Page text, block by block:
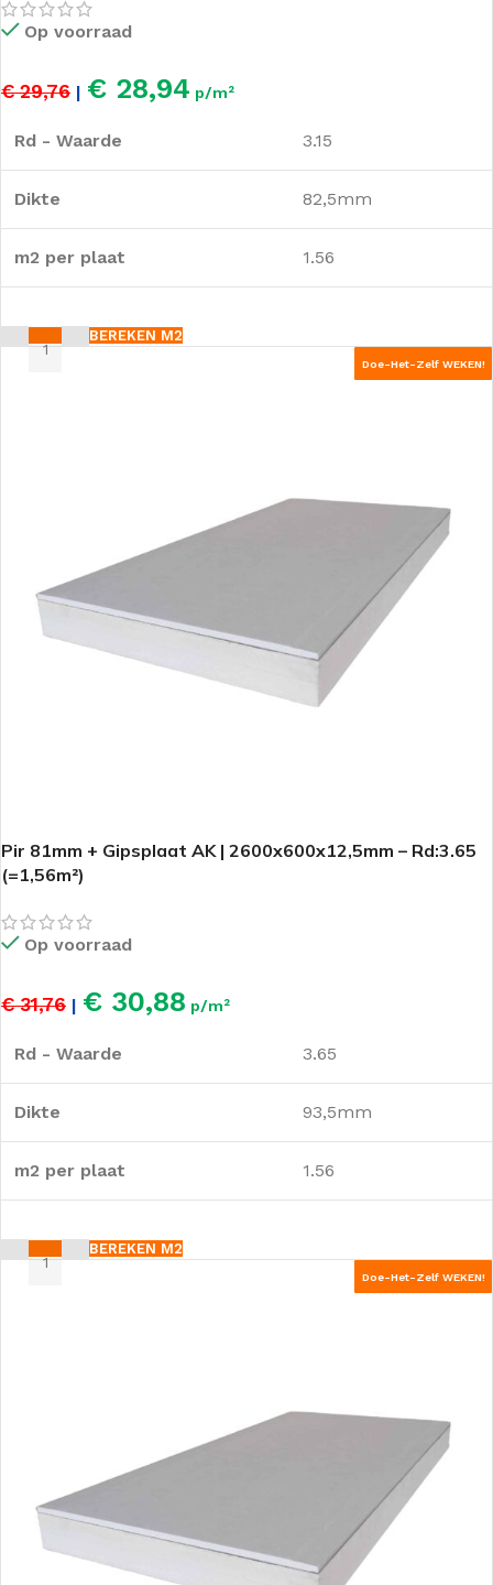
Op voorraad
€ 29,76 | € 28,94 p/m²
Rd - Waarde 3.15
Dikte 82,5mm
m2 per plaat 1.56
BEREKEN M2
Doe-Het-Zelf WEKEN!
Pir 81mm + Gipsplaat AK | 2600x600x12,5mm – Rd:3.65
(=1,56m²)
Op voorraad
€ 31,76 | € 30,88 p/m²
Rd - Waarde 3.65
Dikte 93,5mm
m2 per plaat 1.56
BEREKEN M2
Doe-Het-Zelf WEKEN!